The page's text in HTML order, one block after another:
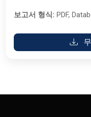
보고서 형식: PDF,